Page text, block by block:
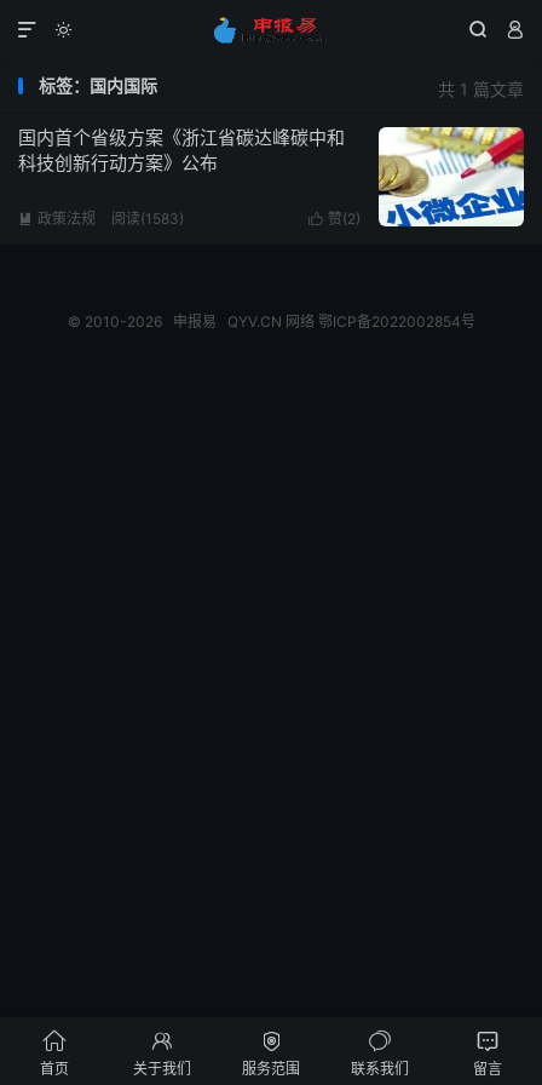
  

共 1 篇文章
标签：国内国际
国内首个省级方案《浙江省碳达峰碳中和
科技创新行动方案》公布
 赞(2)
 政策法规 阅读(1583)
© 2010-2026 申报易 QYV.CN 网络 鄂ICP备2022002854号

首页

关于我们

服务范围

联系我们

留言